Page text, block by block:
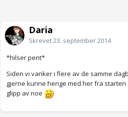
Daria
Skrevet23. september 2014
*hilser pent*
Siden vi vanker i flere av de samme
gjerne kunne henge med her fra starten
glipp av noe